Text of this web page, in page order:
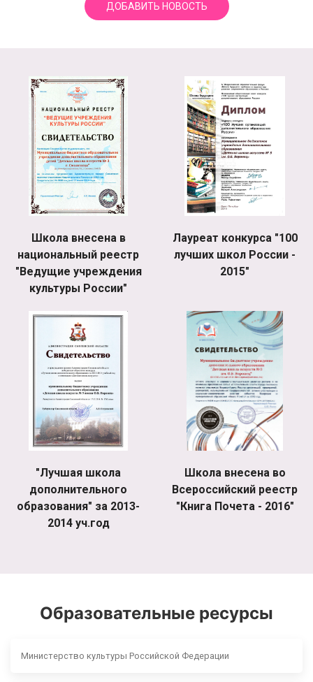
ДОБАВИТЬ НОВОСТЬ
Школа внесена в
национальный реестр
"Ведущие учреждения
культуры России"
Лауреат конкурса "100
лучших школ России -
2015"
"Лучшая школа
дополнительного
образования" за 2013-
2014 уч.год
Школа внесена во
Всероссийский реестр
"Книга Почета - 2016"
Образовательные ресурсы
Министерство культуры Российской Федерации